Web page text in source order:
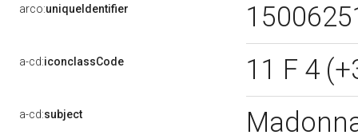
arco:uniqueIdentifier
a-cd:iconclassCode 11 F 4
a-cd:subject